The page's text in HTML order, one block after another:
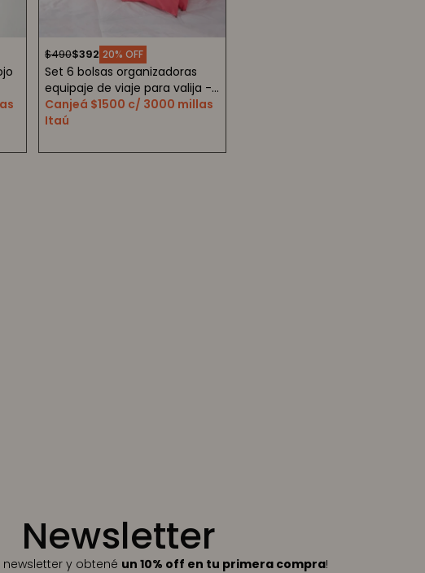
$392
$490 20
Set 6 bolsas organizadoras
equipaje de viaje para valija -
rojo
Canjeá $1500 c/ 3000 millas
Itaú
Newsletter
newsletter y obtené un 10% off en tu primera compra!